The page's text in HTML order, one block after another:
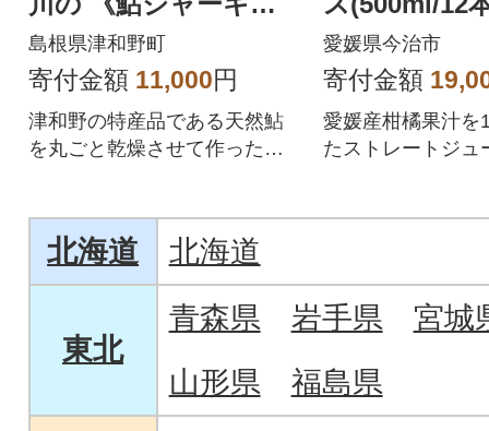
ー》(3尾入り・添加物
不使用)
島根県津和野町
寄付金額 11,000円
津和野の特産品である天然鮎
を丸ごと乾燥させて作ったわ
愛媛県今治市
寄付金額
愛媛産柑橘果汁を
たストレートジュ
北海道 北海道
東北
青森県 岩手県
宮城
山形県
福島県